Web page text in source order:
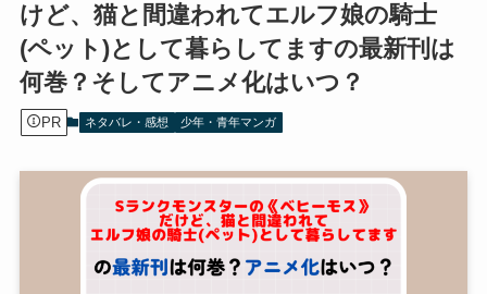
けど、猫と間違われてエルフ娘の騎士
(ペット)として暮らしてますの最新刊は
何巻？そしてアニメ化はいつ？
PR ネタバレ・感想 少年・青年マンガ